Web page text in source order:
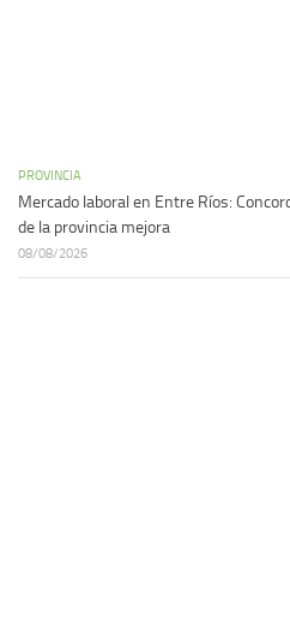
PROVINCIA
Mercado laboral en Entre Ríos:
de la provincia mejora
08/08/2026